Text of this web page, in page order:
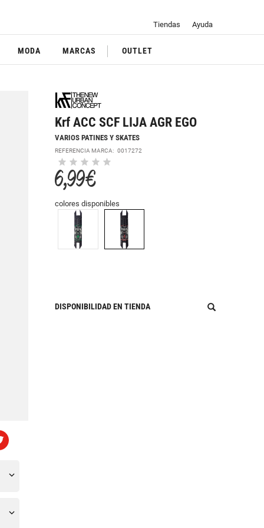
Tiendas Ayuda
MODA MARCAS OUTLET
Krf ACC SCF LIJA AGR EGO
VARIOS PATINES Y SKATES
REFERENCIA MARCA:0017272
6,99 €
colores disponibles
DISPONIBILIDAD EN TIENDA